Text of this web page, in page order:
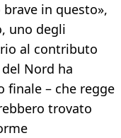
in questo»,
uno degli
al contributo
Nord ha
finale – che regge
trovato